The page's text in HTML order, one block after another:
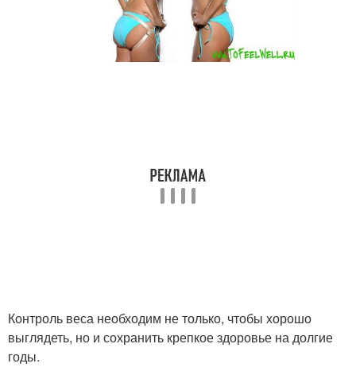
Контроль веса необходим не только, чтобы хорошо
выглядеть, но и сохранить крепкое здоровье на долгие
годы.